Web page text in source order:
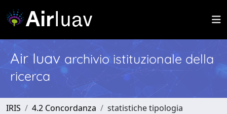
Air Iuav archivio istituzionale della
ricerca
IRIS 4.2 Concordanza statistiche tipologia